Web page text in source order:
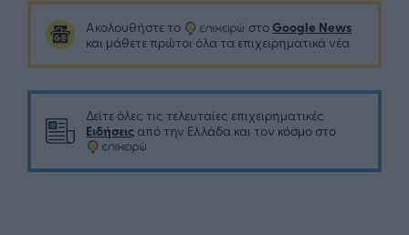
Ακολουθήστε το στο Google News
και μάθετε πρώτοι όλα τα επιχειρηματικά νέα
Δείτε όλες τις τελευταίες επιχειρηματικές
Ειδήσεις από την Ελλάδα και τον κόσμο στο